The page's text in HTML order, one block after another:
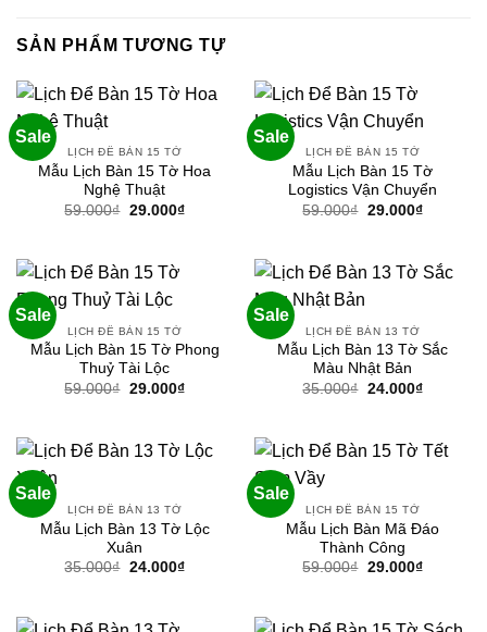
SẢN PHẨM TƯƠNG TỰ
Sale
LỊCH ĐỂ BÀN 15 TỜ
Mẫu Lịch Bàn 15 Tờ Hoa
Nghệ Thuật
59.000₫ Giá
29.000₫Giá
Sale
LỊCH ĐỂ BÀN 15 TỜ
Mẫu Lịch Bàn 15 Tờ
Logistics Vận Chuyển
59.000₫ Giá
29.000₫Giá
29.000₫.
Sale
LỊCH ĐỂ BÀN 15 TỜ
Mẫu Lịch Bàn 15 Tờ Phong
Thuỷ Tài Lộc
59.000₫ Giá
29.000₫Giá
29.000₫.
Sale
LỊCH ĐỂ BÀN 13 TỜ
Mẫu Lịch Bàn 13 Tờ Sắc
Màu Nhật Bản
35.000₫ Giá
24.000₫Giá
24.000₫.
Sale
LỊCH ĐỂ BÀN 13 TỜ
Mẫu Lịch Bàn 13 Tờ Lộc
Xuân
35.000₫ Giá
24.000₫Giá
Sale
LỊCH ĐỂ BÀN 15 TỜ
Mẫu Lịch Bàn Mã Đáo
Thành Công
59.000₫ Giá
29.000₫Giá
29.000₫.